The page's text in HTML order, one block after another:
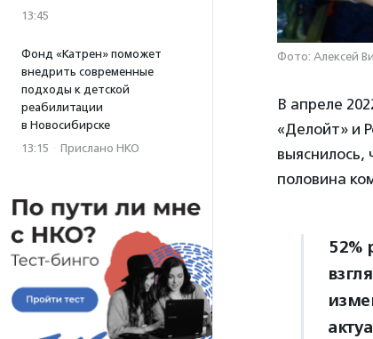
13:45
Фонд «Катрен» поможет
внедрить современные
подходы к детской
реабилитации
в Новосибирске
13:15 · Прислано НКО
Фото: Алексей
В апреле
«Делойт» и
выяснилось,
половина
52%